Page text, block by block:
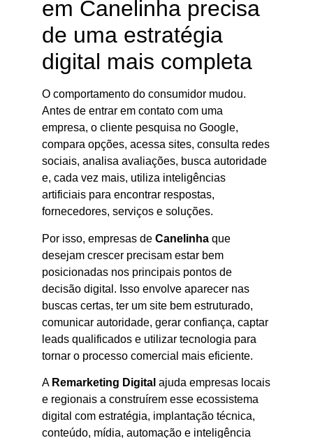
em Canelinha precisa
de uma estratégia
digital mais completa
O comportamento do consumidor mudou.
Antes de entrar em contato com uma
empresa, o cliente pesquisa no Google,
compara opções, acessa sites, consulta redes
sociais, analisa avaliações, busca autoridade
e, cada vez mais, utiliza inteligências
artificiais para encontrar respostas,
fornecedores, serviços e soluções.
Por isso, empresas de Canelinha que
desejam crescer precisam estar bem
posicionadas nos principais pontos de
decisão digital. Isso envolve aparecer nas
buscas certas, ter um site bem estruturado,
comunicar autoridade, gerar confiança, captar
leads qualificados e utilizar tecnologia para
tornar o processo comercial mais eficiente.
A Remarketing Digital ajuda empresas locais
e regionais a construírem esse ecossistema
digital com estratégia, implantação técnica,
conteúdo, mídia, automação e inteligência